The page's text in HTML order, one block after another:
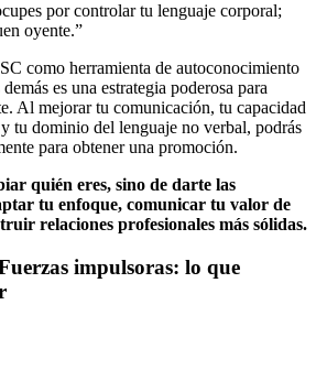
por controlar tu lenguaje corporal;
oyente.”
como herramienta de autoconocimiento
es una estrategia poderosa para
Al mejorar tu comunicación, tu capacidad
tu dominio del lenguaje no verbal, podrás
para obtener una promoción.
quién eres, sino de darte las
tu enfoque, comunicar tu valor de
relaciones profesionales más sólidas.
impulsoras: lo que